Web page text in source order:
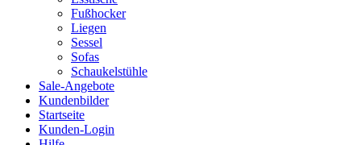
Fußhocker
Liegen
Sessel
Sofas
Schaukelstühle
Sale-Angebote
Kundenbilder
Startseite
Kunden-Login